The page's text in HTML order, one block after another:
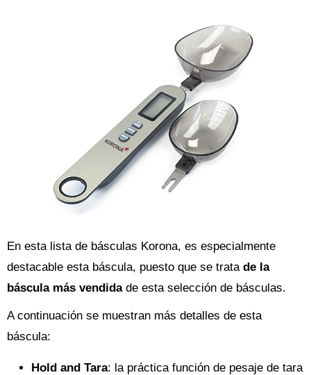
En esta lista de básculas Korona, es especialmente
destacable esta báscula, puesto que se trata de la
báscula más vendidade esta selección de básculas.
A continuación se muestran más detalles de esta
báscula:
Hold and Tara: la práctica función de pesaje de tara